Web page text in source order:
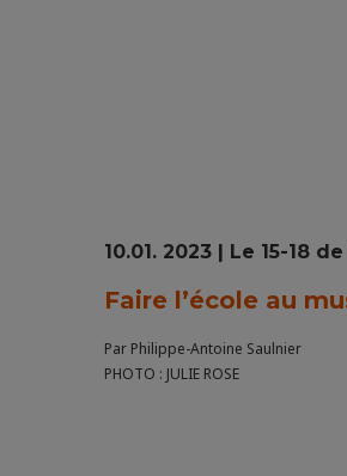
10.01. 2023 | Le 15-18
Faire l’école au
Par Philippe-Antoine Saulnier
PHOTO : JULIE ROSE